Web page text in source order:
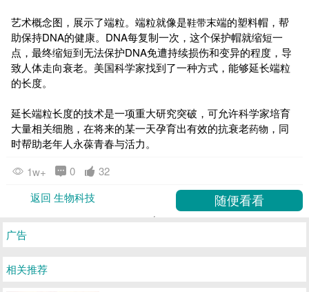
艺术概念图，展示了端粒。端粒就像是鞋带末端的塑料帽，帮
助保持DNA的健康。DNA每复制一次，这个保护帽就缩短一
点，最终缩短到无法保护DNA免遭持续损伤和变异的程度，导
致人体走向衰老。美国科学家找到了一种方式，能够延长端粒
的长度。
延长端粒长度的技术是一项重大研究突破，可允许科学家培育
大量相关细胞，在将来的某一天孕育出有效的抗衰老药物 ，同
时帮助老年人永葆青春与活力。
1w+
0
32
返回 生物科技
广告
相关推荐